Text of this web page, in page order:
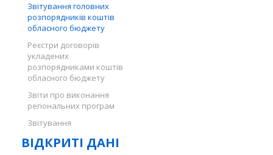
Звітування головних
розпорядників коштів
обласного бюджету
Реєстри договорів
укладених
розпорядниками коштів
обласного бюджету
Звіти про виконання
регіональних програм
Звітування
ВІДКРИТІ ДАНІ